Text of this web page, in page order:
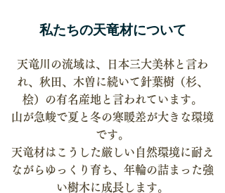
私たちの天竜材について
天竜川の流域は、日本三大美林と言わ
れ、秋田、木曽に続いて針葉樹（杉、
桧）の有名産地と言われています。
山が急峻で夏と冬の寒暖差が大きな環境
です。
天竜材はこうした厳しい自然環境に耐え
ながらゆっくり育ち、年輪の詰まった強
い樹木に成長します。